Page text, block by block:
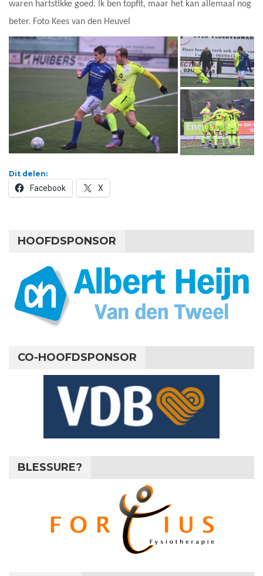
waren hartstikke goed. Ik ben topfit, maar het kan allemaal nog
beter. Foto Kees van den Heuvel
Dit delen:
Facebook X
HOOFDSPONSOR
CO-HOOFDSPONSOR
BLESSURE?